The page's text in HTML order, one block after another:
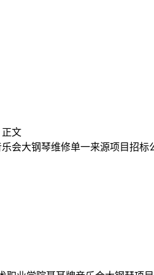
正文
会大钢琴维修单一来源项目招标